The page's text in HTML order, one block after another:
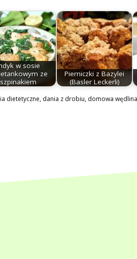
w sosie
ze
szpinakiem
Pierniczki z Bazylei
(Basler Leckerli)
dietetyczne, dania z drobiu, domowa wędlina